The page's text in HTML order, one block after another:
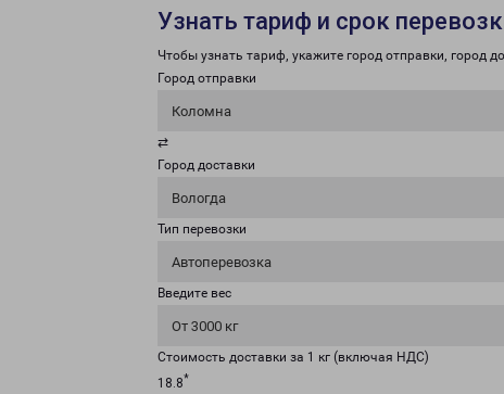
Узнать тариф и срок
Чтобы узнать тариф, укажите город отправки, город
Город отправки
Коломна
⇄
Город доставки
Вологда
Тип перевозки
Автоперевозка
Введите вес
От 3000 кг
Стоимость доставки за 1 кг (включая НДС)
18.8*